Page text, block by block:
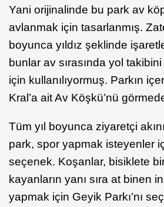
Yani orijinalinde bu park av
avlanmak için tasarlanmış.
boyunca yıldız şeklinde
bunlar av sırasında yol
için kullanılıyormuş. Parkın
Kral’a ait Av Köşkü’nü
Tüm yıl boyunca ziyaretçi
park, spor yapmak isteyenler
seçenek. Koşanlar, bisiklete
kayanların yanı sıra at binen
yapmak için Geyik Parkı’nı